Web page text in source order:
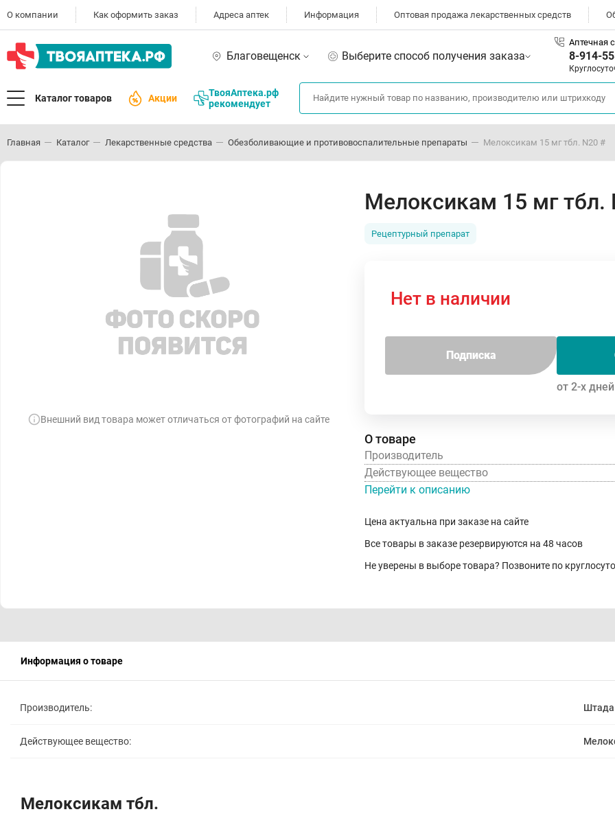
О компании Как оформить заказ Адреса аптек Информация Оптовая продажа лекарственных средств
Благовещенск Выберите способ получения заказа
Аптечная
8-914-
Каталог товаров Акции
ТвояАптека.рф
рекомендует
Главная Каталог Лекарственные средства Обезболивающие и противовоспалительные препараты Мелоксикам 15 мг тбл. N20 #
Внешний вид товара может отличаться от фотографий на сайте
Мелоксикам 15 мг тбл.
Рецептурный препарат
Нет в наличии
Подписка
от 2-х дней
О товаре
Производитель
Действующее вещество
Перейти к описанию
Цена актуальна при заказе на сайте
Все товары в заказе резервируются на 48 часов
Не уверены в выборе товара? Позвоните по
Информация о товаре
Производитель: Штада
Действующее вещество:
Мелоксикам тбл.